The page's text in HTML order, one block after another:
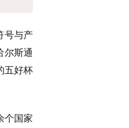
号与产
尔斯通
五好杯
个国家